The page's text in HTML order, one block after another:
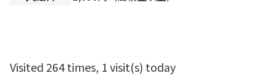
Visited 264 times, 1 visit(s) today